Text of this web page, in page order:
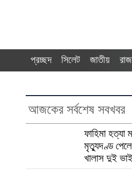
প্রচ্ছদ সিলেট জাতীয়
আজকের সর্বশেষ সবখবর
ফাহিমা হত্যা
মৃত্যুদণ্ড
খালাস দুই